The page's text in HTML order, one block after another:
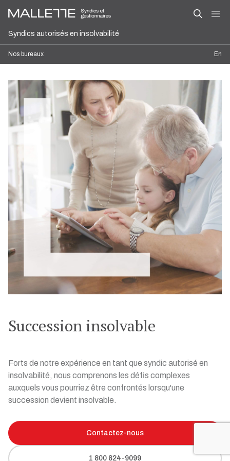
Syndics autorisés en insolvabilité
Nos bureaux En
Succession insolvable
Forts de notre expérience en tant que syndic autorisé en
insolvabilité, nous comprenons les défis complexes
auxquels vous pourriez être confrontés lorsqu'une
succession devient insolvable.
Contactez-nous
1 800 824-9099